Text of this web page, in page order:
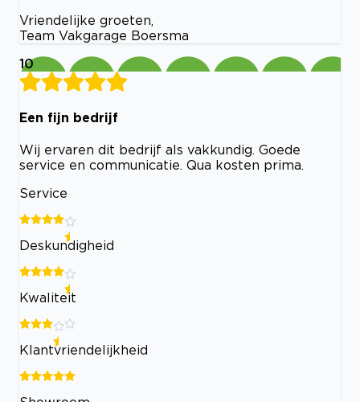
Vriendelijke groeten,
Team Vakgarage Boersma
10
Een fijn bedrijf
Wij ervaren dit bedrijf als vakkundig. Goede
service en communicatie. Qua kosten prima.
Service
Deskundigheid
Kwaliteit
Klantvriendelijkheid